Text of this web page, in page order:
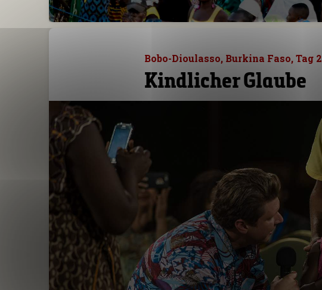
Bobo-Dioulasso, Burkina Faso, Tag 2
Kindlicher Glaube